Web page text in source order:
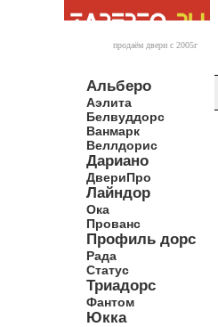
продаём двери c 2005г
Альберо
Аэлита
Белвуддорс
Ванмарк
Веллдорис
Дариано
ДвериПро
Лайндор
Ока
Прованс
Профиль дорс
Рада
Статус
Триадорс
Фантом
Юкка